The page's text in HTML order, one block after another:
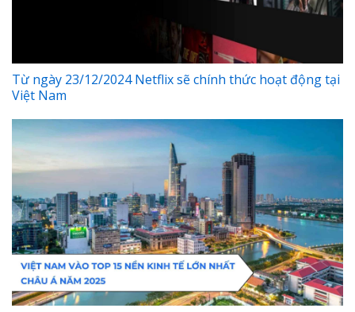
Từ ngày 23/12/2024 Netflix sẽ chính thức hoạt động tại
Việt Nam